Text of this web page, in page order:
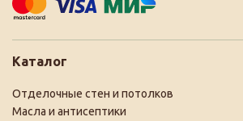
Каталог
Отделочные стен и потолков
Масла и антисептики